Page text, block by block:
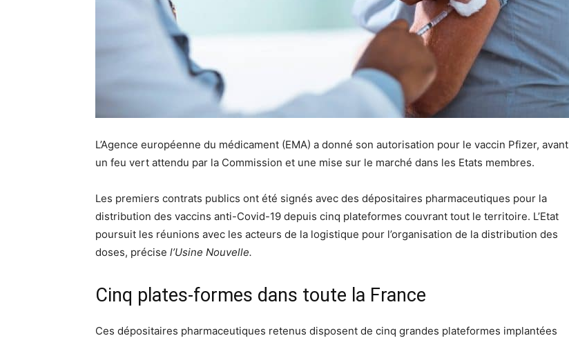
L’Agence européenne du médicament (EMA) a donné son autorisation pour le vaccin Pfizer, avant
un feu vert attendu par la Commission et une mise sur le marché dans les Etats membres.
Les premiers contrats publics ont été signés avec des dépositaires pharmaceutiques pour la
distribution des vaccins anti-Covid-19 depuis cinq plateformes couvrant tout le territoire. L’Etat
poursuit les réunions avec les acteurs de la logistique pour l’organisation de la distribution des
doses, précise l’Usine Nouvelle.
Cinq plates-formes dans toute la France
Ces dépositaires pharmaceutiques retenus disposent de cinq grandes plateformes implantées